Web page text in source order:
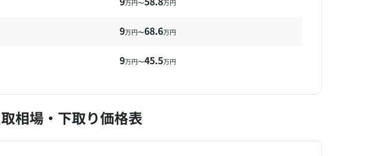
万円〜 万円
9万円〜68.6万円
9万円〜45.5万円
相場・下取り価格表